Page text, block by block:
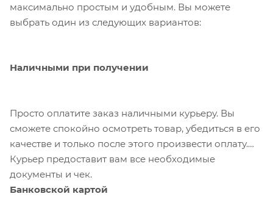
максимально простым и удобным. Вы можете
выбрать один из следующих вариантов:
Наличными при получении
Просто оплатите заказ наличными курьеру. Вы
сможете спокойно осмотреть товар, убедиться в его
качестве и только после этого произвести оплату.
Курьер предоставит вам все необходимые
документы и чек.
Банковской картой